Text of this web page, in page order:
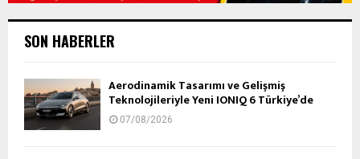
SON HABERLER
Aerodinamik Tasarımı ve Gelişmiş
Teknolojileriyle Yeni IONIQ 6 Türkiye’de
07/08/2026